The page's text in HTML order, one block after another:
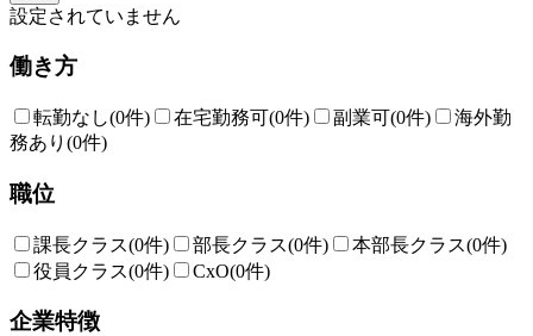
設定されていません
働き方
転勤なし(0件) 在宅勤務可(0件) 副業可(0件)
海外勤
務あり (0件)
職位
課長クラス(0件) 部長クラス(0件) 本部長クラス(0件)
役員クラス(0件) CxO(0件)
企業特徴